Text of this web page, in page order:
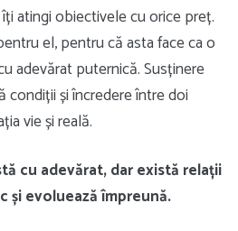
atingi obiectivele cu orice preț.
el, pentru că asta face ca o
adevărat puternică. Susținere
și încredere între doi
vie și reală.
cu adevărat, dar există relații
și evoluează împreună.